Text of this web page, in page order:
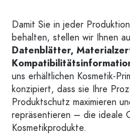
Damit Sie in jeder
behalten, stellen wir Ihnen
Datenblätter,
uns erhältlichen Kosmetik-
konzipiert, dass sie Ihre
Produktschutz maximieren
repräsentieren – die ideale
Kosmetikprodukte.